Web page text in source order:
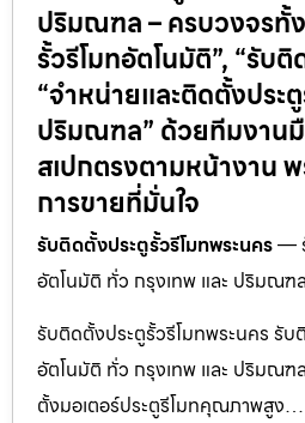
ปริมณฑล – ครบวงจรทั้
รั้วรีโมทอัตโนมัติ”, “รับติ
“จำหน่ายและติดตั้งประ
ปริมณฑล” ด้วยทีมงาน
สเปกตรงตามหน้างาน
การขายที่มั่นใจ
รับติดตั้งประตูรั้วรีโมทพระนคร—
อัตโนมัติ ทั่ว กรุงเทพ และ ปริมณฑ
รับติดตั้งประตูรั้วรีโมทพระนคร รับ
อัตโนมัติ ทั่ว กรุงเทพ และ ปริมณฑ
ตั้งมอเตอร์ประตูรีโมทคุณภาพสูง…